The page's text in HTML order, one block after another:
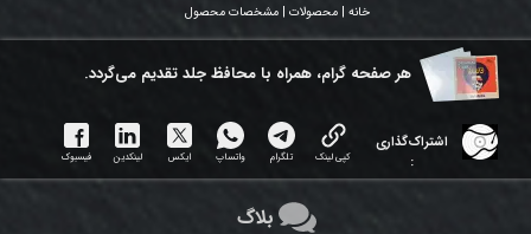
خانه | محصولات | مشخصات محصول
هر ​صفحه گرام، همراه با محافظ جلد تقدیم می‌گردد.
اشتراک‌گذاری
:
کپی لینک تلگرام واتساپ ایکس لینکدین فیسبوک
بلاگ